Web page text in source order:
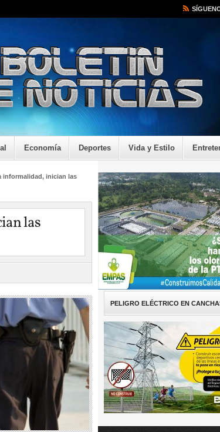
Economía Deportes Vida y Estilo
informalidad, inician las
las
PELIGRO ELÉCTRICO EN